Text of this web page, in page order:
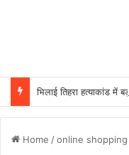
Home /online shopping